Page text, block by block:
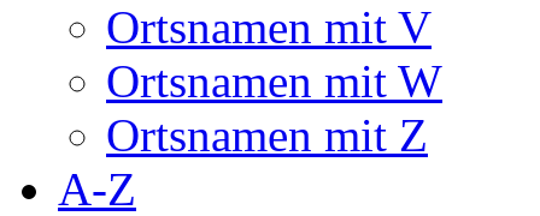
Ortsnamen mit V
Ortsnamen mit W
Ortsnamen mit Z
A-Z